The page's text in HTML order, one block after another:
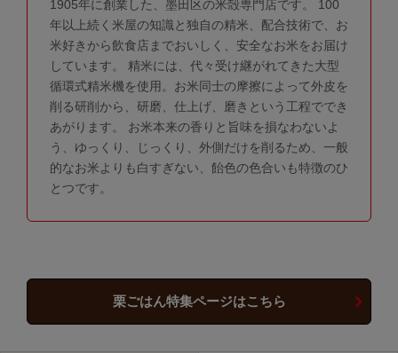
1905年に創業した、墨田区の米殻専門店です。 100
年以上続く米屋の知識と独自の精米、配合技術で、お
米好きから飲食店までおいしく、安全なお米をお届け
しています。 精米には、代々受け継がれてきた大型
循環式精米機を使用。お米同士の摩擦によって外皮を
削る研削から、研磨、仕上げ、磨きという工程ででき
あがります。 お米本来の香りと旨味を損なわないよ
う、ゆっくり、じっくり、外側だけを削るため、一般
的なお米よりも白すぎない、飴色の色合いも特徴のひ
とつです。
栗ごはん特集ページはこちら